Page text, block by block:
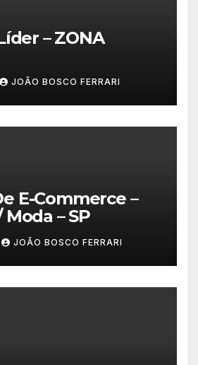
– ZONA
JOÃO BOSCO FERRARI
E-Commerce –
– SP
JOÃO BOSCO FERRARI